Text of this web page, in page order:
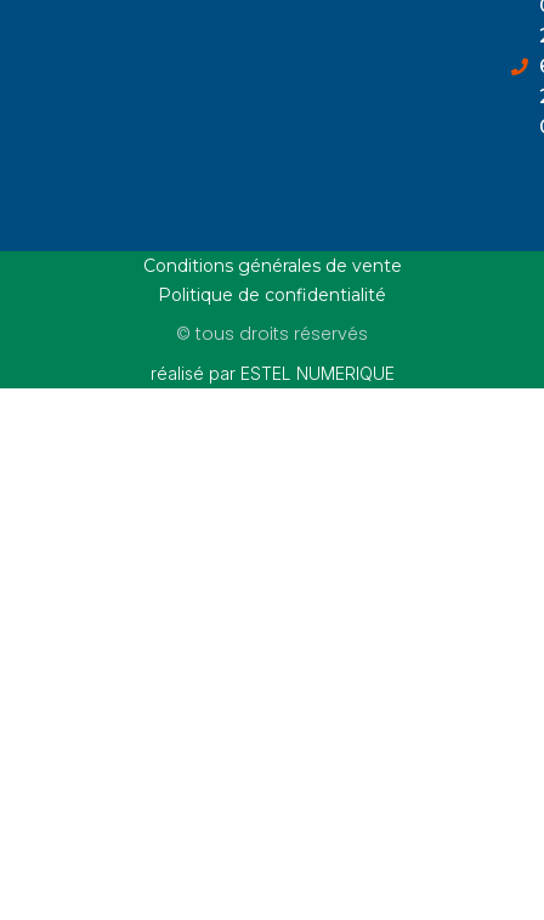
Conditions générales de vente
Politique de confidentialité
© tous droits réservés
réalisé par ESTEL NUMERIQUE